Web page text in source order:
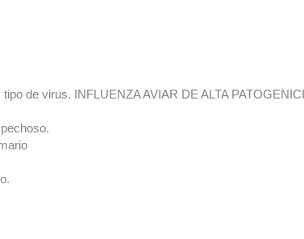
de virus. INFLUENZA AVIAR DE ALTA